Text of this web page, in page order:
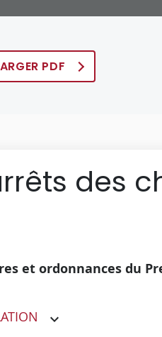
PDF
des
et ordonnances du